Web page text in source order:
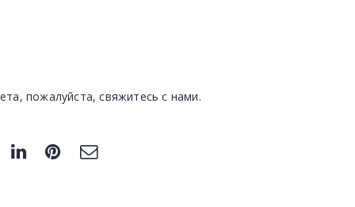
пожалуйста, свяжитесь с нами.